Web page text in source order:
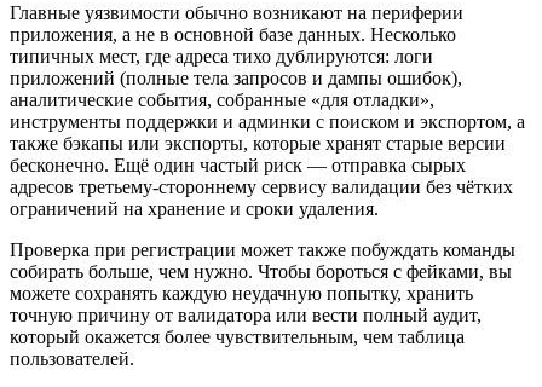
Главные уязвимости обычно возникают на периферии
приложения, а не в основной базе данных. Несколько
типичных мест, где адреса тихо дублируются: логи
приложений (полные тела запросов и дампы ошибок),
аналитические события, собранные «для отладки»,
инструменты поддержки и админки с поиском и экспортом, а
также бэкапы или экспорты, которые хранят старые версии
бесконечно. Ещё один частый риск — отправка сырых
адресов третьему‑стороннему сервису валидации без чётких
ограничений на хранение и сроки удаления.
Проверка при регистрации может также побуждать команды
собирать больше, чем нужно. Чтобы бороться с фейками, вы
можете сохранять каждую неудачную попытку, хранить
точную причину от валидатора или вести полный аудит,
который окажется более чувствительным, чем таблица
пользователей.